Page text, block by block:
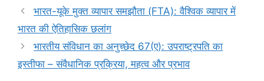
भारत-यूके मुक्त व्यापार समझौता (FTA): वैश्विक व्यापार में
भारत की ऐतिहासिक छलांग
भारतीय संविधान का अनुच्छेद 67(ए): उपराष्ट्रपति का
इस्तीफा – संवैधानिक प्रक्रिया, महत्व और प्रभाव